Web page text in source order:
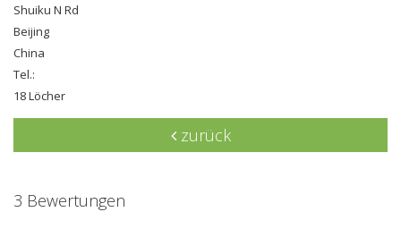
Shuiku N Rd
Beijing
China
Tel.:
18 Löcher
zurück
3 Bewertungen